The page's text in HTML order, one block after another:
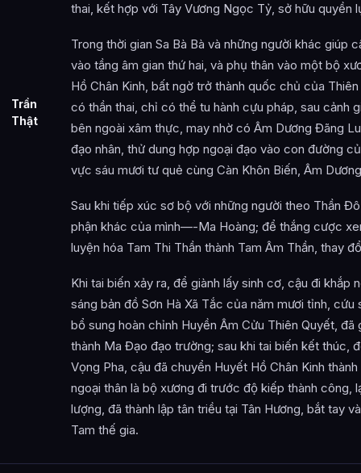
Trần
Thật
thai, kết hợp với Tây Vương Ngọc Tỷ, sở hữu quyền
Trong thời gian Sa Bà Bà và những người khác giúp
vào tầng âm gian thứ hai, và phụ thân vào một bộ
Hồ Chân Kinh, bất ngờ trở thành quốc chủ của
có thần thai, chỉ có thể tu hành cựu pháp, sau cảnh
bên ngoài xâm thực, may nhờ có Âm Dương Đãng
đạo nhân, thử dung hợp ngoại đạo vào con đường
vực sáu mươi tư quẻ cùng Càn Khôn Biến, Âm
Sau khi tiếp xúc sơ bộ với những người theo Thần
phận khác của mình—-Ma Hoàng; để thắng cược
luyện hóa Tam Thi Thần thành Tam Âm Thần, thay
Khi tai biến xảy ra, để giành lấy sinh cơ, cậu đi khắp
sáng bản đồ Sơn Hà Xã Tắc của năm mươi tỉnh,
bổ sung hoàn chỉnh Huyền Âm Cửu Thiên Quyết, đã
thành Ma Đạo đạo trường; sau khi tai biến kết thúc,
Vọng Pha, cậu đã chuyển Huyết Hồ Chân Kinh
ngoại thân là bộ xương đi trước độ kiếp thành công,
lượng, đã thành lập tân triều tại Tân Hương, bắt tay
Tam thế gia.